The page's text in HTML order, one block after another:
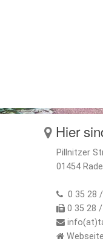
Hier
Pillnitzer
01454
0 35 28 /
0 35 28 /
Webseite